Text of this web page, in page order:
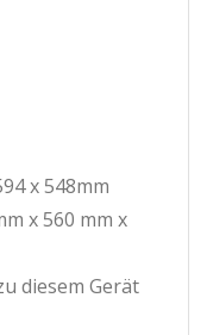
x 548mm
x 560 mm x
diesem Gerät